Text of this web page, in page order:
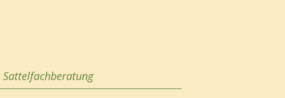
Sattelfachberatung